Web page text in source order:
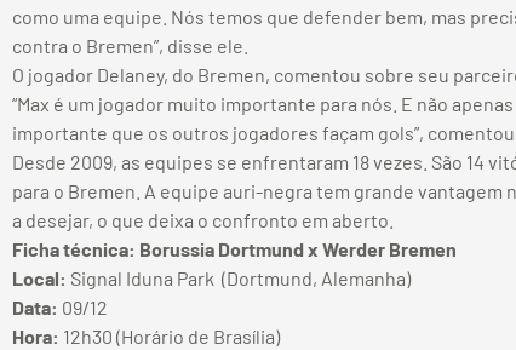
como uma equipe. Nós temos que defender bem, mas
contra o Bremen”, disse ele.
O jogador Delaney, do Bremen, comentou sobre seu
“Max é um jogador muito importante para nós. E não
importante que os outros jogadores façam gols”, comentou.
Desde 2009, as equipes se enfrentaram 18 vezes. São 14
para o Bremen. A equipe auri-negra tem grande
a desejar, o que deixa o confronto em aberto.
Ficha técnica: Borussia Dortmund x Werder Bremen
Local: Signal Iduna Park (Dortmund, Alemanha)
Data: 09/12
Hora: 12h30 (Horário de Brasília)